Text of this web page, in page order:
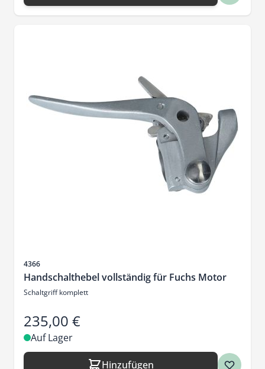
Artikelnr.
4366
Handschalthebel vollständig für Fuchs Motor
Schaltgriff komplett
235,00 €
Auf Lager
Hinzufügen